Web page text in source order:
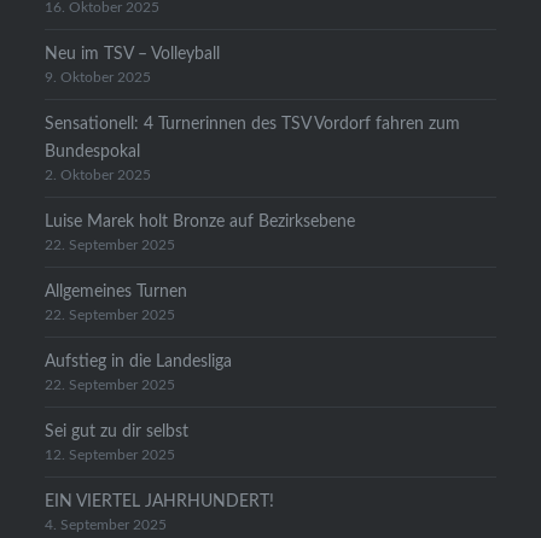
16. Oktober 2025
Neu im TSV – Volleyball
9. Oktober 2025
Sensationell: 4 Turnerinnen des TSV Vordorf fahren zum
Bundespokal
2. Oktober 2025
Luise Marek holt Bronze auf Bezirksebene
22. September 2025
Allgemeines Turnen
22. September 2025
Aufstieg in die Landesliga
22. September 2025
Sei gut zu dir selbst
12. September 2025
EIN VIERTEL JAHRHUNDERT!
4. September 2025